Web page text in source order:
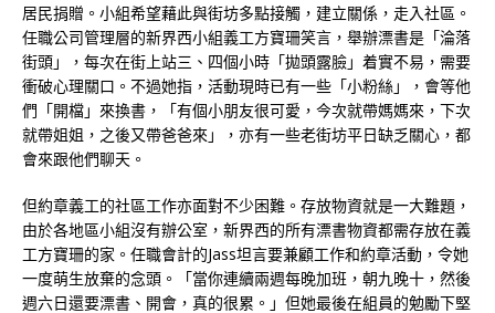
居民捐贈。小組希望藉此與街坊多點接觸，建立關係，走入社區。
任職公司管理層的新界西小組義工方寶珊笑言，舉辦漂書是「淪落
街頭」，每次在街上站三、四個小時「拋頭露臉」着實不易，需要
衝破心理關口。不過她指，活動現時已有一些「小粉絲」，會等他
們「開檔」來換書，「有個小朋友很可愛，今次就帶媽媽來，下次
就帶姐姐，之後又帶爸爸來」，亦有一些老街坊平日缺乏關心，都
會來跟他們聊天。
但約章義工的社區工作亦面對不少困難。存放物資就是一大難題，
由於各地區小組沒有辦公室，新界西的所有漂書物資都需存放在義
工方寶珊的家。任職會計的Jass坦言要兼顧工作和約章活動，令她
一度萌生放棄的念頭。「當你連續兩週每晚加班，朝九晚十，然後
週六日還要漂書、開會，真的很累。」但她最後在組員的勉勵下堅